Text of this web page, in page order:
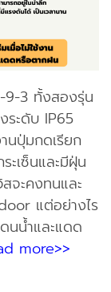
9-3 ทั้งสองรุ่น
ระดับ IP65
นปุ่มกดเรียก
ะเซ็นและมีฝุ่น
จะคงทนและ
แต่อย่างไร
นน้ำและแดด
more>>